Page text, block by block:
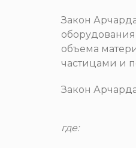
Закон
оборудования
объема
частицами и
Закон
где: